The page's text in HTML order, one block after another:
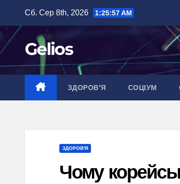
вмісту
Сб. Сер 8th, 2026 1:25:58 AM
Gelios
ЗДОРОВ’Я СОЦІУМ
ЗДОРОВ'Я
Чому